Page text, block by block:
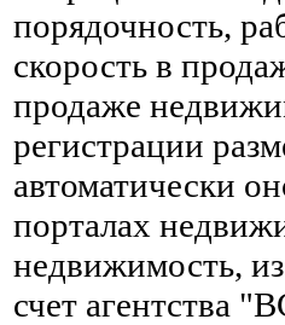
порядочность,
скорость в
продаже
регистрации
автоматически
порталах
недвижимость,
счет